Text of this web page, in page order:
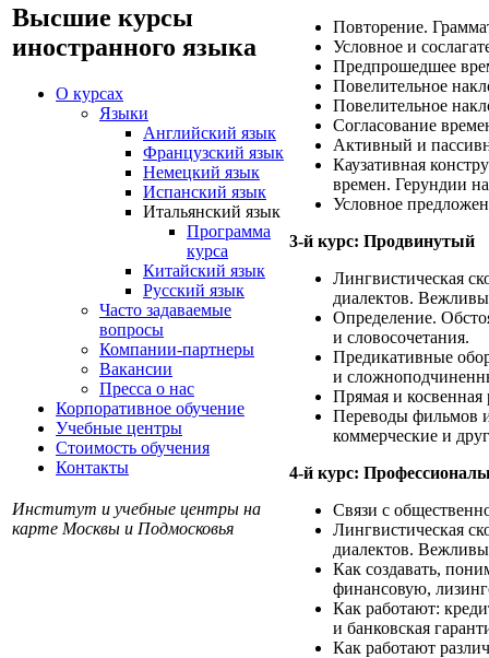
Высшие курсы
иностранного языка
О курсах
Языки
Английский язык
Французский язык
Немецкий язык
Испанский язык
Итальянский язык
Программа
курса
Китайский язык
Русский язык
Часто задаваемые
вопросы
Компании-партнеры
Вакансии
Пресса о нас
Корпоративное обучение
Учебные центры
Стоимость обучения
Контакты
Институт и учебные центры на
карте Москвы и Подмосковья
Повторение.
Условное и
Предпрошедшее
Повелительное
Повелительное
Согласование
Активный и
Каузативная
времен. Герундии
Условное
3-й курс: Продвинутый
Лингвистическая
диалектов.
Определение.
и словосочетания.
Предикативные
и
Прямая и косвенная
Переводы фильмов
коммерческие и
4-й курс:
Связи с
Лингвистическая
диалектов.
Как создавать,
финансовую,
Как работают:
и банковская
Как работают